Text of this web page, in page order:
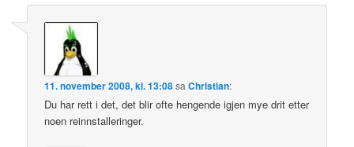
11. november 2008, kl. 13:08sa Christian:
Du har rett i det, det blir ofte hengende igjen mye drit etter
noen reinnstalleringer.